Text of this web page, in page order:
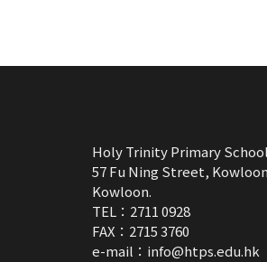
Holy Trinity Primary School
57 Fu Ning Street,
Kowloon.
TEL：2711 0928
FAX：2715 3760
e-mail： info@htps.edu.hk